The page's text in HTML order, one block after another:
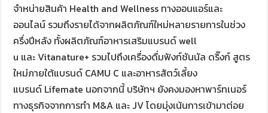
จำหน่ายสินค้า Health and Wellness ทางออนแอร์และ
ออนไลน์ รวมถึงรายได้จากผลิตภัณฑ์ใหม่หลายรายการในช่วง
ครึ่งปีหลัง ทั้งผลิตภัณฑ์อาหารเสริมแบรนด์ well
u และ Vitanature+ รวมไปถึงเครื่องดื่มฟังก์ชันนัล ดริ๊งก์ สูตร
ใหม่ภายใต้แบรนด์ CAMU C และอาหารสัตว์เลี้ยง
แบรนด์ Lifemate นอกจากนี้ บริษัทฯ ยังคงมองหาพาร์ทเนอร์
ทางธุรกิจจากการทำ M&A และ JV โดยมุ่งเน้นการเข้ามาต่อย